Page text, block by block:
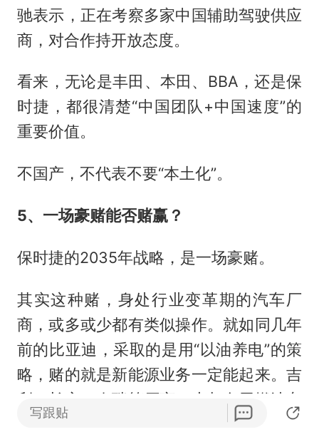
驰表示，正在考察多家中国辅助驾驶供应
商，对合作持开放态度。
看来，无论是丰田、本田、BBA，还是保
时捷，都很清楚“中国团队+中国速度”的
重要价值。
不国产，不代表不要“本土化”。
5、一场豪赌能否赌赢？
保时捷的2035年战略，是一场豪赌。
其实这种赌，身处行业变革期的汽车厂
商，或多或少都有类似操作。就如同几年
前的比亚迪，采取的是用“以油养电”的策
略，赌的就是新能源业务一定能起来。吉
利、长安、奇瑞等厂商，也都有用燃油车
赚钱，然后为新能源输血的经历。
写跟贴